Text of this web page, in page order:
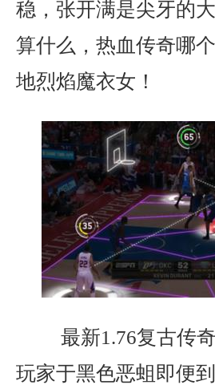
稳，张开满是尖牙的
算什么，热血传奇哪
地烈焰魔衣女！
最新1.76复古传
玩家于黑色恶蛆即便